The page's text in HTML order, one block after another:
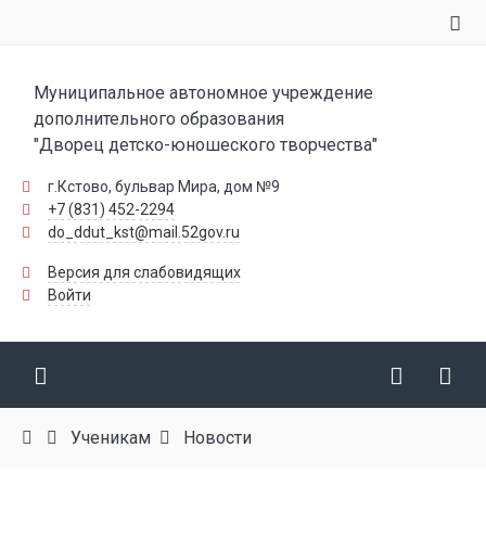
Муниципальное автономное учреждение
дополнительного образования
"Дворец детско-юношеского творчества"
г.Кстово, бульвар Мира, дом №9
+7 (831) 452-2294
do_ddut_kst@mail.52gov.ru
Версия для слабовидящих
Войти
Ученикам Новости